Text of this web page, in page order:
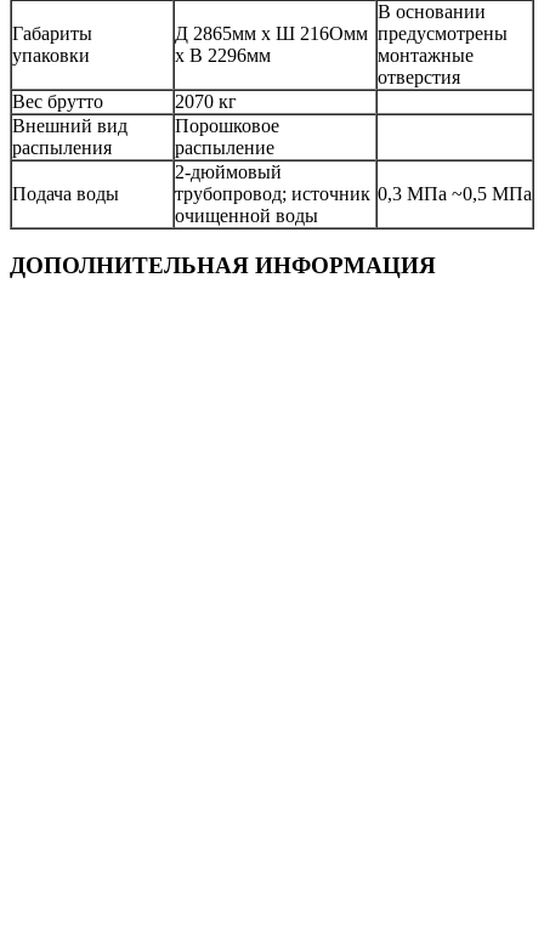
Габариты
упаковки
Д 2865мм x Ш 216Oмм
x В 2296мм
В основании
предусмотрены
монтажные
отверстия
Вес брутто
2070 кг
Внешний вид
распыления
Порошковое
распыление
Подача воды
2-дюймовый
трубопровод; источник
очищенной воды
0,3 МПа ~0,5 МПа
ДОПОЛНИТЕЛЬНАЯ ИНФОРМАЦИЯ